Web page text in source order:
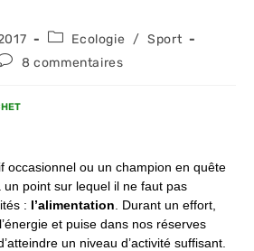
Ecologie / Sport
8 commentaires
occasionnel ou un champion en quête
point sur lequel il ne faut pas
: l’alimentation . Durant un effort,
et puise dans nos réserves
un niveau d’activité suffisant.